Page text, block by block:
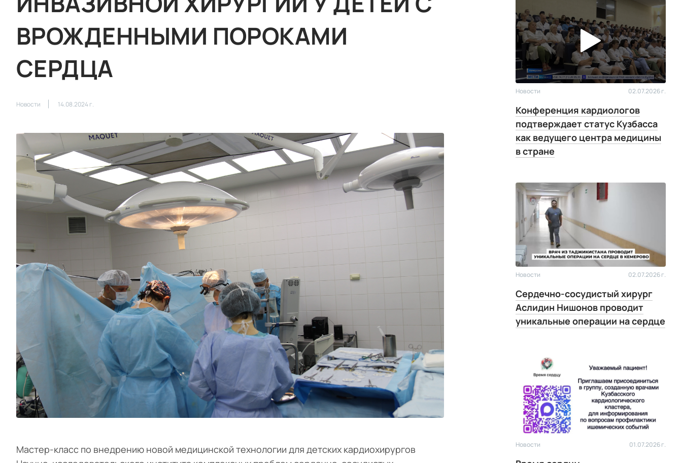
ВРОЖДЕННЫМИ ПОРОКАМИ
СЕРДЦА
Новости 14.08.2024 г.
Новости 02.07.2026 г.
Конференция кардиологов
подтверждает статус Кузбасса
как ведущего центра медицины
в стране
Новости 02.07.2026 г.
Сердечно-сосудистый хирург
Аслидин Нишонов проводит
уникальные операции на сердце
Новости 01.07.2026 г.
Мастер-класс по внедрению новой медицинской технологии для детских кардиохирургов